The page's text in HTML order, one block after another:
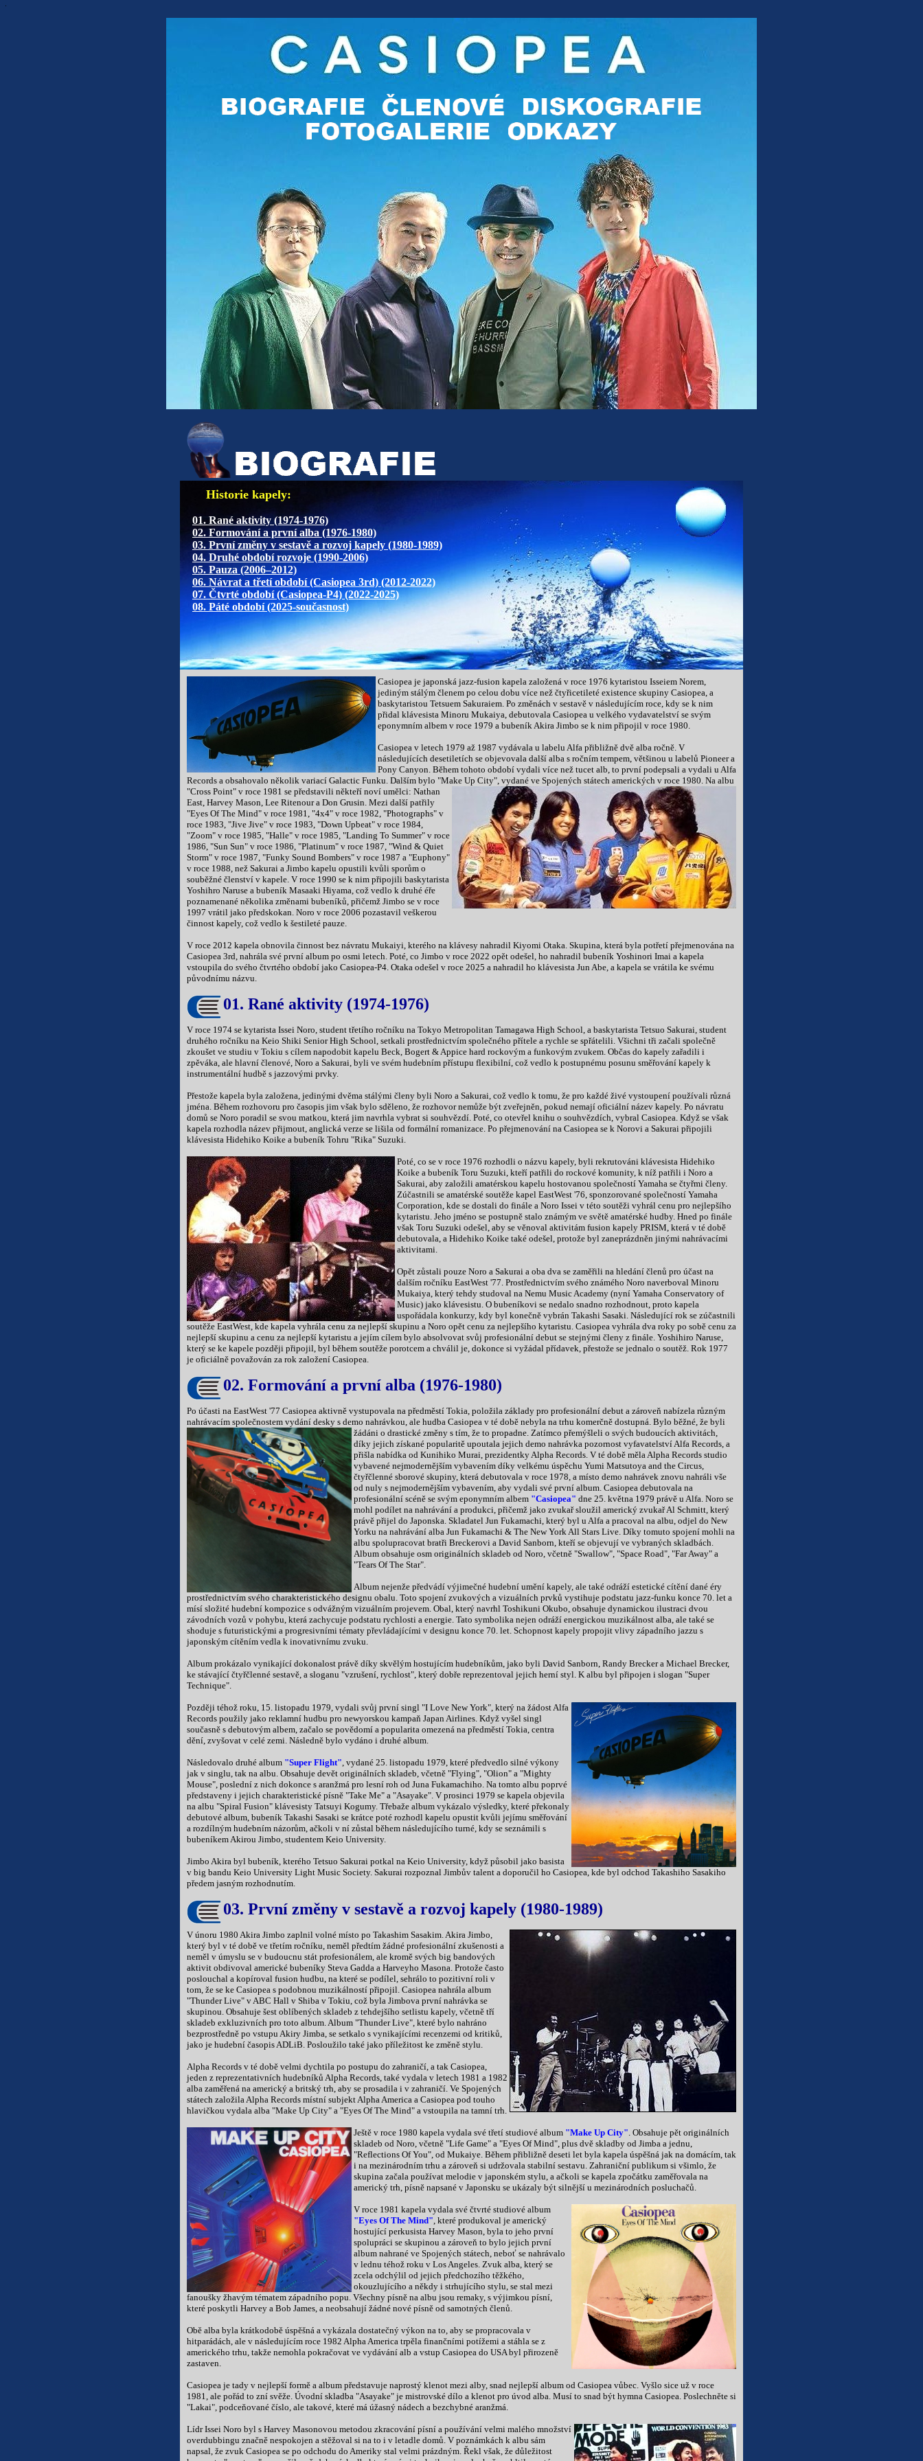
Historie kapely:
01. Rané aktivity (1974-1976)
02. Formování a první alba (1976-1980)
03. První změny v sestavě a rozvoj kapely (1980-1989)
04. Druhé období rozvoje (1990-2006)
05. Pauza (2006–2012)
06. Návrat a třetí období (Casiopea 3rd) (2012-2022)
07. Čtvrté období (Casiopea-P4) (2022-2025)
08. Páté období (2025-současnost)
Casiopea je japonská jazz-fusion kapela založená v roce 1976 kytaristou Isseiem Norem,
jediným stálým členem po celou dobu více než čtyřicetileté existence skupiny Casiopea, a
baskytaristou Tetsuem Sakuraiem. Po změnách v sestavě v následujícím roce, kdy se k nim
přidal klávesista Minoru Mukaiya, debutovala Casiopea u velkého vydavatelství se svým
eponymním albem v roce 1979 a bubeník Akira Jimbo se k nim připojil v roce 1980.
Casiopea v letech 1979 až 1987 vydávala u labelu Alfa přibližně dvě alba ročně. V
následujících desetiletích se objevovala další alba s ročním tempem, většinou u labelů Pioneer a
Pony Canyon. Během tohoto období vydali více než tucet alb, to první podepsali a vydali u Alfa
Records a obsahovalo několik variací Galactic Funku. Dalším bylo "Make Up City", vydané ve Spojených státech amerických v roce 1980. Na albu
"Cross Point" v roce 1981 se představili někteří noví umělci: Nathan
East, Harvey Mason, Lee Ritenour a Don Grusin. Mezi další patřily
"Eyes Of The Mind" v roce 1981, "4x4" v roce 1982, "Photographs" v
roce 1983, "Jive Jive" v roce 1983, "Down Upbeat" v roce 1984,
"Zoom" v roce 1985, "Halle" v roce 1985, "Landing To Summer" v roce
1986, "Sun Sun" v roce 1986, "Platinum" v roce 1987, "Wind & Quiet
Storm" v roce 1987, "Funky Sound Bombers" v roce 1987 a "Euphony"
v roce 1988, než Sakurai a Jimbo kapelu opustili kvůli sporům o
souběžné členství v kapele. V roce 1990 se k nim připojili baskytarista
Yoshihro Naruse a bubeník Masaaki Hiyama, což vedlo k druhé éře
poznamenané několika změnami bubeníků, přičemž Jimbo se v roce
1997 vrátil jako předskokan. Noro v roce 2006 pozastavil veškerou
činnost kapely, což vedlo k šestileté pauze.
V roce 2012 kapela obnovila činnost bez návratu Mukaiyi, kterého na klávesy nahradil Kiyomi Otaka. Skupina, která byla potřetí přejmenována na
Casiopea 3rd, nahrála své první album po osmi letech. Poté, co Jimbo v roce 2022 opět odešel, ho nahradil bubeník Yoshinori Imai a kapela
vstoupila do svého čtvrtého období jako Casiopea-P4. Otaka odešel v roce 2025 a nahradil ho klávesista Jun Abe, a kapela se vrátila ke svému
původnímu názvu.
01. Rané aktivity (1974-1976)
V roce 1974 se kytarista Issei Noro, student třetího ročníku na Tokyo Metropolitan Tamagawa High School, a baskytarista Tetsuo Sakurai, student
druhého ročníku na Keio Shiki Senior High School, setkali prostřednictvím společného přítele a rychle se spřátelili. Všichni tři začali společně
zkoušet ve studiu v Tokiu s cílem napodobit kapelu Beck, Bogert & Appice hard rockovým a funkovým zvukem. Občas do kapely zařadili i
zpěváka, ale hlavní členové, Noro a Sakurai, byli ve svém hudebním přístupu flexibilní, což vedlo k postupnému posunu směřování kapely k
instrumentální hudbě s jazzovými prvky.
Přestože kapela byla založena, jedinými dvěma stálými členy byli Noro a Sakurai, což vedlo k tomu, že pro každé živé vystoupení používali různá
jména. Během rozhovoru pro časopis jim však bylo sděleno, že rozhovor nemůže být zveřejněn, pokud nemají oficiální název kapely. Po návratu
domů se Noro poradil se svou matkou, která jim navrhla vybrat si souhvězdí. Poté, co otevřel knihu o souhvězdích, vybral Casiopea. Když se však
kapela rozhodla název přijmout, anglická verze se lišila od formální romanizace. Po přejmenování na Casiopea se k Norovi a Sakurai připojili
klávesista Hidehiko Koike a bubeník Tohru "Rika" Suzuki.
Poté, co se v roce 1976 rozhodli o názvu kapely, byli rekrutováni klávesista Hidehiko
Koike a bubeník Toru Suzuki, kteří patřili do rockové komunity, k níž patřili i Noro a
Sakurai, aby založili amatérskou kapelu hostovanou společností Yamaha se čtyřmi členy.
Zúčastnili se amatérské soutěže kapel EastWest '76, sponzorované společností Yamaha
Corporation, kde se dostali do finále a Noro Issei v této soutěži vyhrál cenu pro nejlepšího
kytaristu. Jeho jméno se postupně stalo známým ve světě amatérské hudby. Hned po finále
však Toru Suzuki odešel, aby se věnoval aktivitám fusion kapely PRISM, která v té době
debutovala, a Hidehiko Koike také odešel, protože byl zaneprázdněn jinými nahrávacími
aktivitami.
Opět zůstali pouze Noro a Sakurai a oba dva se zaměřili na hledání členů pro účast na
dalším ročníku EastWest '77. Prostřednictvím svého známého Noro naverboval Minoru
Mukaiya, který tehdy studoval na Nemu Music Academy (nyní Yamaha Conservatory of
Music) jako klávesistu. O bubeníkovi se nedalo snadno rozhodnout, proto kapela
uspořádala konkurzy, kdy byl konečně vybrán Takashi Sasaki. Následující rok se zúčastnili
soutěže EastWest, kde kapela vyhrála cenu za nejlepší skupinu a Noro opět cenu za nejlepšího kytaristu. Casiopea vyhrála dva roky po sobě cenu za
nejlepší skupinu a cenu za nejlepší kytaristu a jejím cílem bylo absolvovat svůj profesionální debut se stejnými členy z finále. Yoshihiro Naruse,
který se ke kapele později připojil, byl během soutěže porotcem a chválil je, dokonce si vyžádal přídavek, přestože se jednalo o soutěž. Rok 1977
je oficiálně považován za rok založení Casiopea.
02. Formování a první alba (1976-1980)
Po účasti na EastWest '77 Casiopea aktivně vystupovala na předměstí Tokia, položila základy pro profesionální debut a zároveň nabízela různým
nahrávacím společnostem vydání desky s demo nahrávkou, ale hudba Casiopea v té době nebyla na trhu komerčně dostupná. Bylo běžné, že byli
žádáni o drastické změny s tím, že to propadne. Zatímco přemýšleli o svých budoucích aktivitách,
díky jejich získané popularitě upoutala jejich demo nahrávka pozornost vyfavatelství Alfa Records, a
přišla nabídka od Kunihiko Murai, prezidentky Alpha Records. V té době měla Alpha Records studio
vybavené nejmodernějším vybavením díky velkému úspěchu Yumi Matsutoya and the Circus,
čtyřčlenné sborové skupiny, která debutovala v roce 1978, a místo demo nahrávek znovu nahráli vše
od nuly s nejmodernějším vybavením, aby vydali své první album. Casiopea debutovala na
profesionální scéně se svým eponymním albem "Casiopea" dne 25. května 1979 právě u Alfa. Noro se
mohl podílet na nahrávání a produkci, přičemž jako zvukař sloužil americký zvukař Al Schmitt, který
právě přijel do Japonska. Skladatel Jun Fukamachi, který byl u Alfa a pracoval na albu, odjel do New
Yorku na nahrávání alba Jun Fukamachi & The New York All Stars Live. Díky tomuto spojení mohli na
albu spolupracovat bratři Breckerovi a David Sanborn, kteří se objevují ve vybraných skladbách.
Album obsahuje osm originálních skladeb od Noro, včetně "Swallow", "Space Road", "Far Away" a
"Tears Of The Star".
Album nejenže předvádí výjimečné hudební umění kapely, ale také odráží estetické cítění dané éry
prostřednictvím svého charakteristického designu obalu. Toto spojení zvukových a vizuálních prvků vystihuje podstatu jazz-funku konce 70. let a
mísí složité hudební kompozice s odvážným vizuálním projevem. Obal, který navrhl Toshikuni Okubo, obsahuje dynamickou ilustraci dvou
závodních vozů v pohybu, která zachycuje podstatu rychlosti a energie. Tato symbolika nejen odráží energickou muzikálnost alba, ale také se
shoduje s futuristickými a progresivními tématy převládajícími v designu konce 70. let. Schopnost kapely propojit vlivy západního jazzu s
japonským cítěním vedla k inovativnímu zvuku.
Album prokázalo vynikající dokonalost právě díky skvělým hostujícím hudebníkům, jako byli David Sanborn, Randy Brecker a Michael Brecker,
ke stávající čtyřčlenné sestavě, a sloganu "vzrušení, rychlost", který dobře reprezentoval jejich herní styl. K albu byl připojen i slogan "Super
Technique".
Později téhož roku, 15. listopadu 1979, vydali svůj první singl "I Love New York", který na žádost Alfa
Records použily jako reklamní hudbu pro newyorskou kampaň Japan Airlines. Když vyšel singl
současně s debutovým albem, začalo se povědomí a popularita omezená na předměstí Tokia, centra
dění, zvyšovat v celé zemi. Následně bylo vydáno i druhé album.
Následovalo druhé album "Super Flight", vydané 25. listopadu 1979, které předvedlo silné výkony
jak v singlu, tak na albu. Obsahuje devět originálních skladeb, včetně "Flying", "Olion" a "Mighty
Mouse", poslední z nich dokonce s aranžmá pro lesní roh od Juna Fukamachiho. Na tomto albu poprvé
představeny i jejich charakteristické písně "Take Me" a "Asayake". V prosinci 1979 se kapela objevila
na albu "Spiral Fusion" klávesisty Tatsuyi Kogumy. Třebaže album vykázalo výsledky, které překonaly
debutové album, bubeník Takashi Sasaki se krátce poté rozhodl kapelu opustit kvůli jejímu směřování
a rozdílným hudebním názorům, ačkoli v ní zůstal během následujícího turné, kdy se seznámili s
bubeníkem Akirou Jimbo, studentem Keio University.
Jimbo Akira byl bubeník, kterého Tetsuo Sakurai potkal na Keio University, když působil jako basista
v big bandu Keio University Light Music Society. Sakurai rozpoznal Jimbův talent a doporučil ho Casiopea, kde byl odchod Takashiho Sasakiho
předem jasným rozhodnutím.
03. První změny v sestavě a rozvoj kapely (1980-1989)
V únoru 1980 Akira Jimbo zaplnil volné místo po Takashim Sasakim. Akira Jimbo,
který byl v té době ve třetím ročníku, neměl předtím žádné profesionální zkušenosti a
neměl v úmyslu se v budoucnu stát profesionálem, ale kromě svých big bandových
aktivit obdivoval americké bubeníky Steva Gadda a Harveyho Masona. Protože často
poslouchal a kopíroval fusion hudbu, na které se podílel, sehrálo to pozitivní roli v
tom, že se ke Casiopea s podobnou muzikálností připojil. Casiopea nahrála album
"Thunder Live" v ABC Hall v Shiba v Tokiu, což byla Jimbova první nahrávka se
skupinou. Obsahuje šest oblíbených skladeb z tehdejšího setlistu kapely, včetně tří
skladeb exkluzivních pro toto album. Album "Thunder Live", které bylo nahráno
bezprostředně po vstupu Akiry Jimba, se setkalo s vynikajícími recenzemi od kritiků,
jako je hudební časopis ADLiB. Posloužilo také jako příležitost ke změně stylu.
Alpha Records v té době velmi dychtila po postupu do zahraničí, a tak Casiopea,
jeden z reprezentativních hudebníků Alpha Records, také vydala v letech 1981 a 1982
alba zaměřená na americký a britský trh, aby se prosadila i v zahraničí. Ve Spojených
státech založila Alpha Records místní subjekt Alpha America a Casiopea pod touho
hlavičkou vydala alba "Make Up City" a "Eyes Of The Mind" a vstoupila na tamní trh.
Ještě v roce 1980 kapela vydala své třetí studiové album "Make Up City". Obsahuje pět originálních
skladeb od Noro, včetně "Life Game" a "Eyes Of Mind", plus dvě skladby od Jimba a jednu,
"Reflections Of You", od Mukaiye. Během přibližně deseti let byla kapela úspěšná jak na domácím, tak
i na mezinárodním trhu a zároveň si udržovala stabilní sestavu. Zahraniční publikum si všimlo, že
skupina začala používat melodie v japonském stylu, a ačkoli se kapela zpočátku zaměřovala na
americký trh, písně napsané v Japonsku se ukázaly být silnější u mezinárodních posluchačů.
V roce 1981 kapela vydala své čtvrté studiové album
"Eyes Of The Mind", které produkoval je americký
hostující perkusista Harvey Mason, byla to jeho první
spolupráci se skupinou a zároveň to bylo jejich první
album nahrané ve Spojených státech, neboť se nahrávalo
v lednu téhož roku v Los Angeles. Zvuk alba, který se
zcela odchýlil od jejich předchozího těžkého,
okouzlujícího a někdy i strhujícího stylu, se stal mezi
fanoušky žhavým tématem západního popu. Všechny písně na albu jsou remaky, s výjimkou písní,
které poskytli Harvey a Bob James, a neobsahují žádné nové písně od samotných členů.
Obě alba byla krátkodobě úspěšná a vykázala dostatečný výkon na to, aby se propracovala v
hitparádách, ale v následujícím roce 1982 Alpha America trpěla finančními potížemi a stáhla se z
amerického trhu, takže nemohla pokračovat ve vydávání alb a vstup Casiopea do USA byl přirozeně
zastaven.
Casiopea je tady v nejlepší formě a album představuje naprostý klenot mezi alby, snad nejlepší album od Casiopea vůbec. Vyšlo sice už v roce
1981, ale pořád to zní svěže. Úvodní skladba "Asayake" je mistrovské dílo a klenot pro úvod alba. Musí to snad být hymna Casiopea. Poslechněte si
"Lakai", podceňované číslo, ale takové, které má úžasný nádech a bezchybné aranžmá.
Lídr Issei Noro byl s Harvey Masonovou metodou zkracování písní a používání velmi malého množství
overdubbingu značně nespokojen a stěžoval si na to i v letadle domů. V poznámkách k albu sám
napsal, že zvuk Casiopea se po odchodu do Ameriky stal velmi prázdným. Řekl však, že důležitost